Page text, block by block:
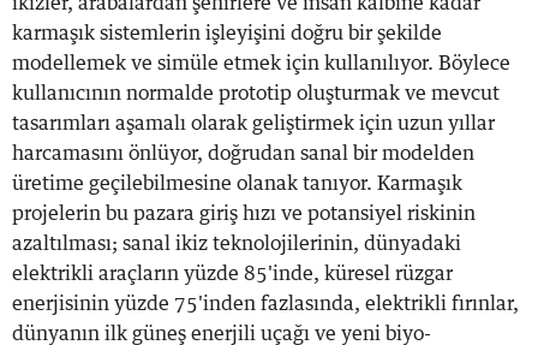
karmaşık sistemlerin işleyişini doğru bir şekilde
modellemek ve simüle etmek için kullanılıyor. Böylece
kullanıcının normalde prototip oluşturmak ve mevcut
tasarımları aşamalı olarak geliştirmek için uzun yıllar
harcamasını önlüyor, doğrudan sanal bir modelden
üretime geçilebilmesine olanak tanıyor. Karmaşık
projelerin bu pazara giriş hızı ve potansiyel riskinin
azaltılması; sanal ikiz teknolojilerinin, dünyadaki
elektrikli araçların yüzde 85'inde, küresel rüzgar
enerjisinin yüzde 75'inden fazlasında, elektrikli fırınlar,
dünyanın ilk güneş enerjili uçağı ve yeni biyo-